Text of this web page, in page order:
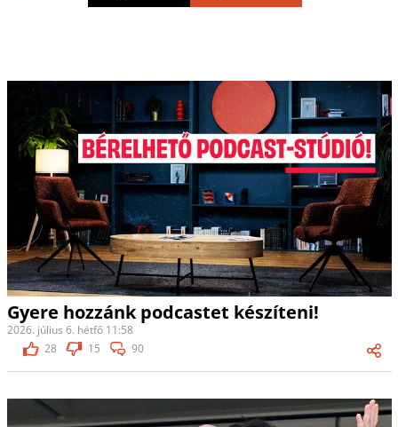
Gyere hozzánk podcastet készíteni!
2026. július 6. hétfő 11:58
28
15 90